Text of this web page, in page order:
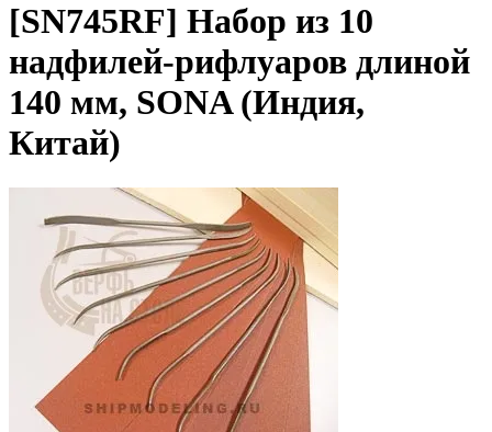
[SN745RF] Набор из 10
надфилей-рифлуаров длиной
140 мм, SONA (Индия,
Китай)